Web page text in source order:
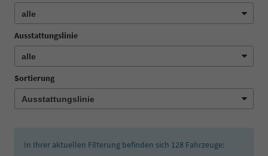
Ausstattungslinie
Sortierung
In Ihrer aktuellen Filterung befinden sich 128 Fahrzeuge: